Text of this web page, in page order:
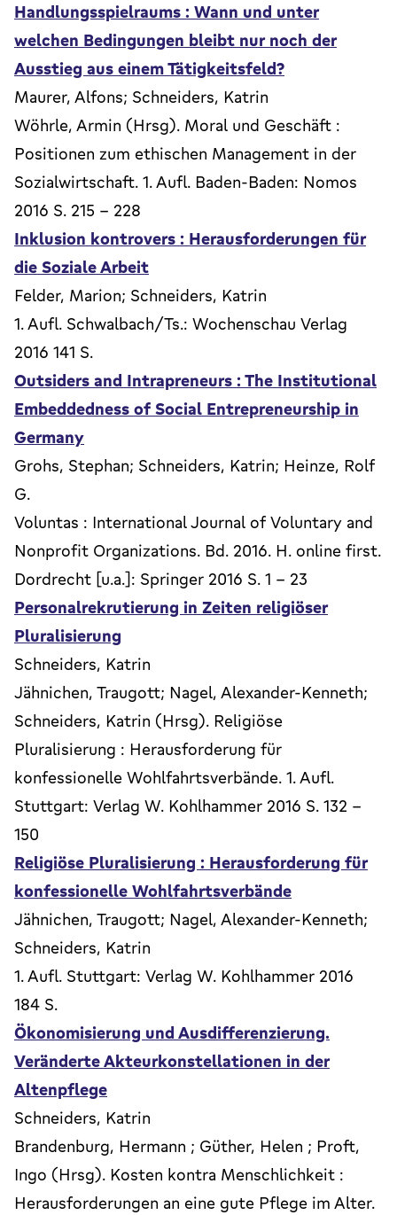
Handlungsspielraums : Wann und unter
welchen Bedingungen bleibt nur noch der
Ausstieg aus einem Tätigkeitsfeld?
Maurer, Alfons; Schneiders, Katrin
Wöhrle, Armin (Hrsg). Moral und Geschäft :
Positionen zum ethischen Management in der
Sozialwirtschaft. 1. Aufl. Baden-Baden: Nomos
2016 S. 215 - 228
Inklusion kontrovers : Herausforderungen für
die Soziale Arbeit
Felder, Marion; Schneiders, Katrin
1. Aufl. Schwalbach/Ts.: Wochenschau Verlag
2016 141 S.
Outsiders and Intrapreneurs : The Institutional
Embeddedness of Social Entrepreneurship in
Germany
Grohs, Stephan; Schneiders, Katrin; Heinze, Rolf
G.
Voluntas : International Journal of Voluntary and
Nonprofit Organizations. Bd. 2016. H. online first.
Dordrecht [u.a.]: Springer 2016 S. 1 - 23
Personalrekrutierung in Zeiten religiöser
Pluralisierung
Schneiders, Katrin
Jähnichen, Traugott; Nagel, Alexander-Kenneth;
Schneiders, Katrin (Hrsg). Religiöse
Pluralisierung : Herausforderung für
konfessionelle Wohlfahrtsverbände. 1. Aufl.
Stuttgart: Verlag W. Kohlhammer 2016 S. 132 -
150
Religiöse Pluralisierung : Herausforderung für
konfessionelle Wohlfahrtsverbände
Jähnichen, Traugott; Nagel, Alexander-Kenneth;
Schneiders, Katrin
1. Aufl. Stuttgart: Verlag W. Kohlhammer 2016
184 S.
Ökonomisierung und Ausdifferenzierung.
Veränderte Akteurkonstellationen in der
Altenpflege
Schneiders, Katrin
Brandenburg, Hermann ; Güther, Helen ; Proft,
Ingo (Hrsg). Kosten kontra Menschlichkeit :
Herausforderungen an eine gute Pflege im Alter.